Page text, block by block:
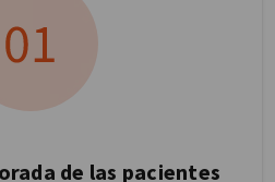
de las pacientes